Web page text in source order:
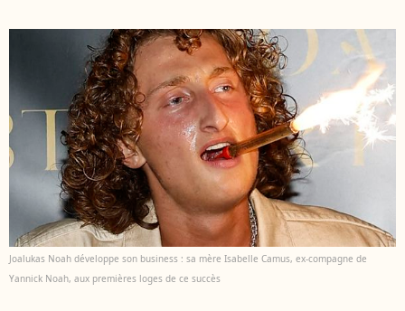
Joalukas Noah développe son business : sa mère Isabelle Camus, ex-compagne de
Yannick Noah, aux premières loges de ce succès